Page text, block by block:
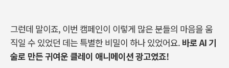
그런데 말이죠, 이번 캠페인이 이렇게 많은 분들의 마음을 움
직일 수 있었던 데는 특별한 비밀이 하나 있었어요. 바로AI 기
술로 만든 귀여운 클레이 애니메이션 광고였죠!